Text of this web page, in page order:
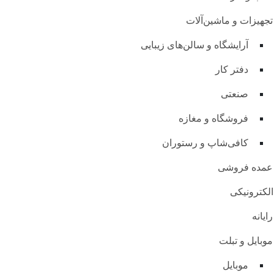
تجهیزات و ماشین‌آلات
آرایشگاه و سالن‌های زیبایی
دفتر کار
صنعتی
فروشگاه و مغازه
کافی‌شاپ و رستوران
عمده فروشی
رایانه
موبایل و تبلت
موبایل